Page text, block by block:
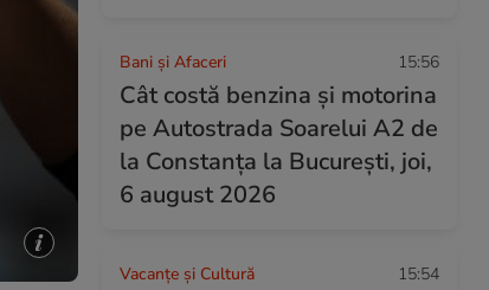
Bani și Afaceri 15:56
Cât costă benzina și motorina
pe Autostrada Soarelui A2 de
la Constanța la București, joi,
6 august 2026
Vacanțe și Cultură 15:54